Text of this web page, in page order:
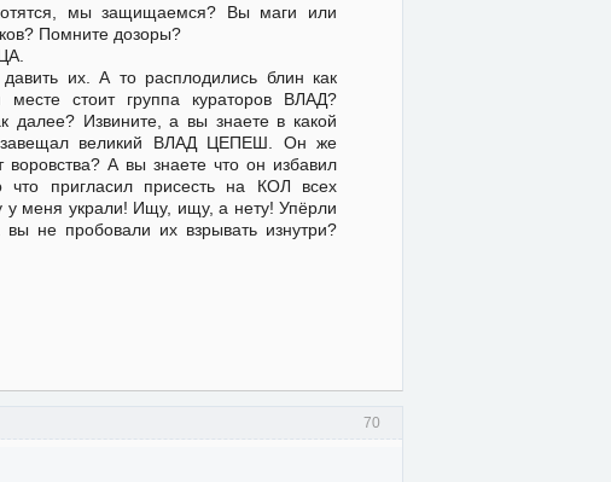
мы защищаемся? Вы маги или
Помните дозоры?
их. А то расплодились блин как
стоит группа кураторов ВЛАД?
Извините, а вы знаете в какой
завещал великий ВЛАД ЦЕПЕШ. Он же
А вы знаете что он избавил
пригласил присесть на КОЛ всех
у меня украли! Ищу, ищу, а нету! Упёрли
не пробовали их взрывать изнутри?
70